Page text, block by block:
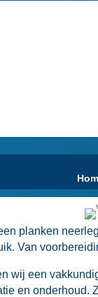
planken
Van
wij een
en onderhoud.​